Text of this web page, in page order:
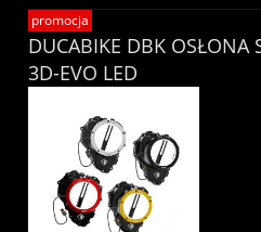
DUCABIKE DBK OSŁONA
3D-EVO LED
promocja